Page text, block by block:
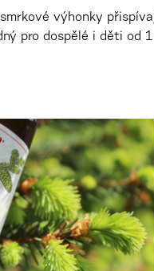
výhonky
pro dospělé i děti od